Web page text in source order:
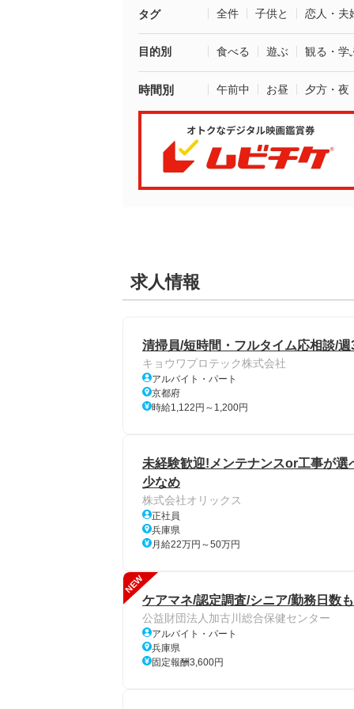
タグ 全件 子供と 恋人・夫
目的別 食べる 遊ぶ 観る・学
時間別 午前中 お昼 夕方・夜
求人情報
清掃員/短時間・フルタイム応相談/
キョウワプロテック株式会社
アルバイト・パート
京都府
時給1,122円～1,200円
未経験歓迎!メンテナンスor工事が
少なめ
株式会社オリックス
正社員
兵庫県
月給22万円～50万円
NEW
ケアマネ/認定調査/シニア/勤務日数
公益財団法人加古川総合保健センター
アルバイト・パート
兵庫県
固定報酬3,600円